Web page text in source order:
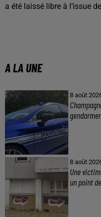
a été laissé libre à l’issue
A LA UNE
8 août
8 août
Une
un point